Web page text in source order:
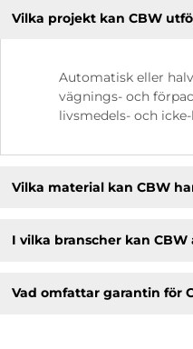
Vilka projekt kan CBW
Automatisk eller
vägnings- och
livsmedels- och
Vilka material kan CBW
I vilka branscher kan CBW
Vad omfattar garantin för